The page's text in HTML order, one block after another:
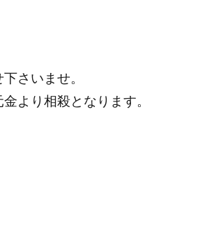
さいませ。
より相殺となります。